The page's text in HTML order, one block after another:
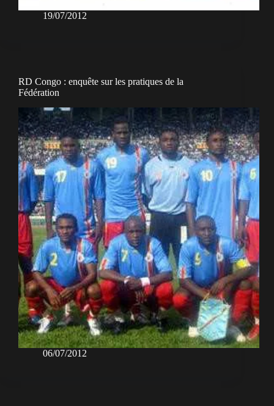
19/07/2012
RD Congo : enquête sur les pratiques de la
Fédération
06/07/2012